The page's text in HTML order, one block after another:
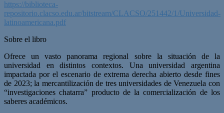
https://biblioteca-
repositorio.clacso.edu.ar/bitstream/CLACSO/251442/1/Universidad-
latinoamericana.pdf
Sobre el libro
Ofrece un vasto panorama regional sobre la situación de la
universidad en distintos contextos. Una universidad argentina
impactada por el escenario de extrema derecha abierto desde fines
de 2023; la mercantilización de tres universidades de Venezuela con
“investigaciones chatarra” producto de la comercialización de los
saberes académicos.